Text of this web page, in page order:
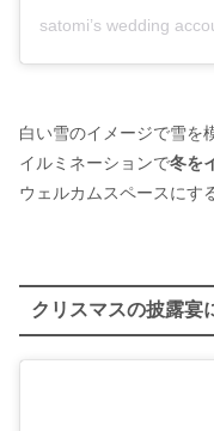
白い雪のイメージで雪を
イルミネーションで冬を
ウェルカムスペースにす
クリスマスの披露宴